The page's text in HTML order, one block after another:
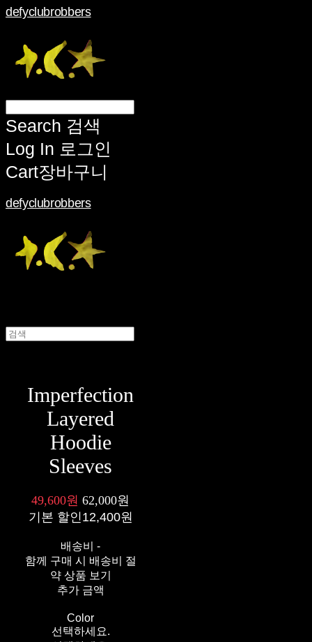
defyclubrobbers
Search 검색
Log In 로그인
Cart장바구니
defyclubrobbers
Imperfection
Layered
Hoodie
Sleeves
49,600원62,000원
기본 할인 12,400원
배송비-
함께 구매 시 배송비 절
약 상품 보기
추가 금액
Color
선택하세요.